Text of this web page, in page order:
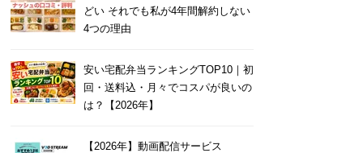
どい それでも私が4年間解約しない
4つの理由
安い宅配弁当ランキングTOP10｜初
回・送料込・月々でコスパが良いの
は？【2026年】
【2026年】動画配信サービス